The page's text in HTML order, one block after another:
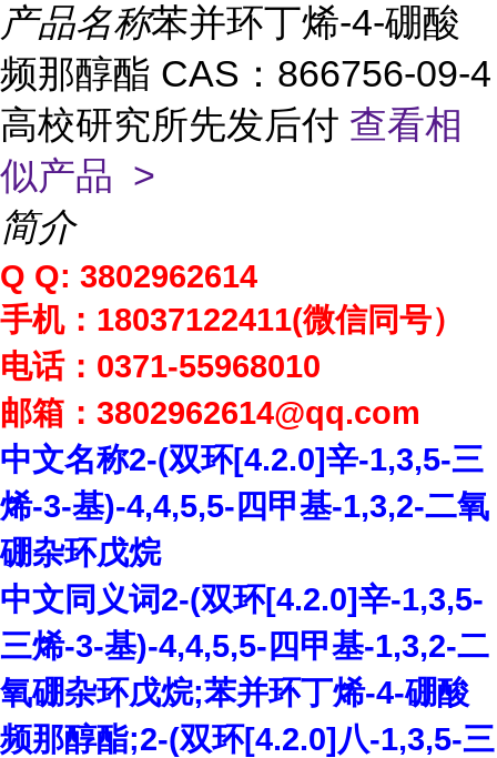
产品名称苯并环丁烯-4-硼酸
频那醇酯 CAS：866756-09-4
高校研究所先发后付 查看相
似产品 >
简介
Q Q: 3802962614
手机： 18037122411(微信同号）
电话： 0371-55968010
邮箱： 3802962614@qq.com
中文名称2-(双环[4.2.0]辛-1,3,5-三
烯-3-基)-4,4,5,5-四甲基-1,3,2-二氧
硼杂环戊烷
中文同义词2-(双环[4.2.0]辛-1,3,5-
三烯-3-基)-4,4,5,5-四甲基-1,3,2-二
氧硼杂环戊烷;苯并环丁烯-4-硼酸
频那醇酯;2-(双环[4.2.0]八-1,3,5-三